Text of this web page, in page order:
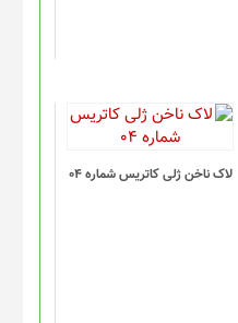
لاک ناخن ژلی کاتریس شماره 04